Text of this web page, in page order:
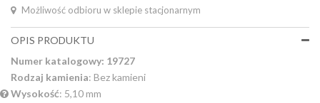
Możliwość odbioru w sklepie stacjonarnym
OPIS PRODUKTU
Numer katalogowy: 19727
Rodzaj kamienia: Bez kamieni
Wysokość: 5,10 mm